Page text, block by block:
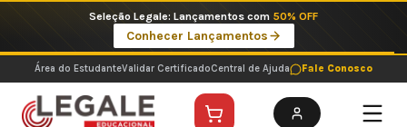
o
conteúdo
Imperdíveis no Pix: Pós Selecionadas a 199 reais no pix em parcela única
Ver ofertas
Área do EstudanteValidar CertificadoCentral de Ajuda Fale Conosco